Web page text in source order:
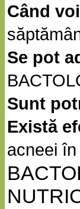
Când
Se pot
Sunt
Există
acneei